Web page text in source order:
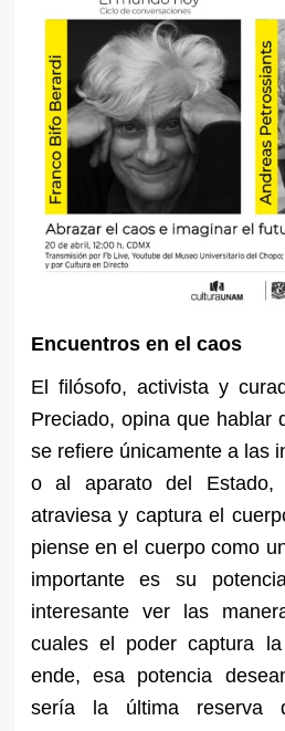
Encuentros en el caos
El filósofo, activista y
Preciado, opina que hablar
se refiere únicamente a las
o al aparato del
atraviesa y captura el
piense en el cuerpo como
importante es su
interesante ver las
cuales el poder captura
ende, esa potencia
sería la última reserva